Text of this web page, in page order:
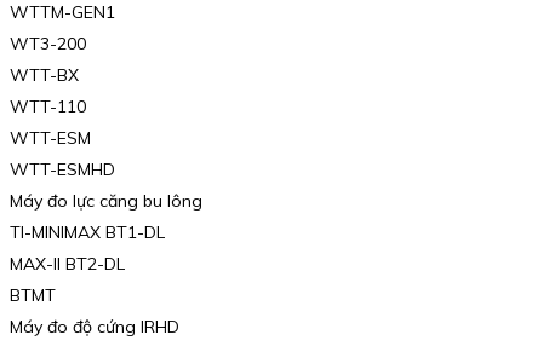
WTTM-GEN1
WT3-200
WTT-BX
WTT-110
WTT-ESM
WTT-ESMHD
Máy đo lực căng bu lông
TI-MINIMAX BT1-DL
MAX-II BT2-DL
BTMT
Máy đo độ cứng IRHD